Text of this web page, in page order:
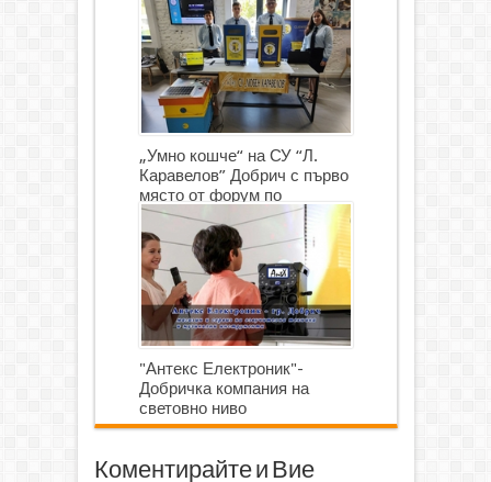
„Умно кошче“ на СУ “Л.
Каравелов” Добрич с първо
място от форум по
роботика
"Антекс Електроник"-
Добричка компания на
световно ниво
Коментирайте и Вие